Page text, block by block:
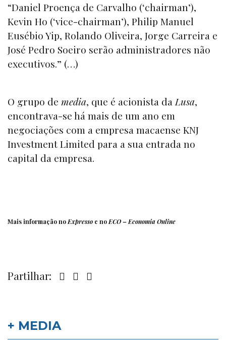
“Daniel Proença de Carvalho (‘chairman’),
Kevin Ho (‘vice-chairman’), Philip Manuel
Eusébio Yip, Rolando Oliveira, Jorge Carreira e
José Pedro Soeiro serão administradores não
executivos.” (…)
O grupo de media, que é acionista daLusa,
encontrava-se há mais de um ano em
negociações com a empresa macaense KNJ
Investment Limited para a sua entrada no
capital da empresa.
Mais informação noExpresso e noECO – Economia Online
Partilhar:
+ MEDIA